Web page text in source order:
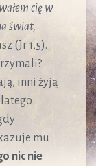
cię w
świat,
(Jr 1,5).
inni żyją
mu
nic nie